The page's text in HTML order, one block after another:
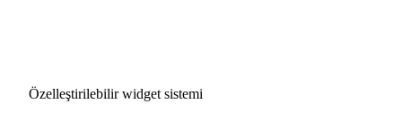
Özelleştirilebilir widget sistemi